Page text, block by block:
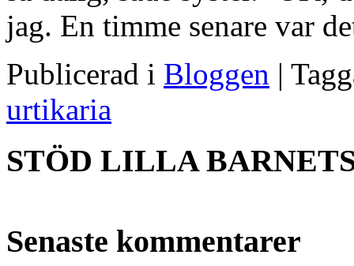
jag. En timme senare var
Publicerad i Bloggen |
urtikaria
STÖD LILLA
Senaste kommentarer